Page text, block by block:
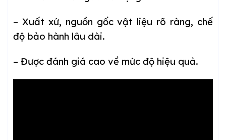
– Xuất xứ, nguồn gốc vật liệu rõ ràng, chế
độ bảo hành lâu dài.
– Được đánh giá cao về mức độ hiệu quả.